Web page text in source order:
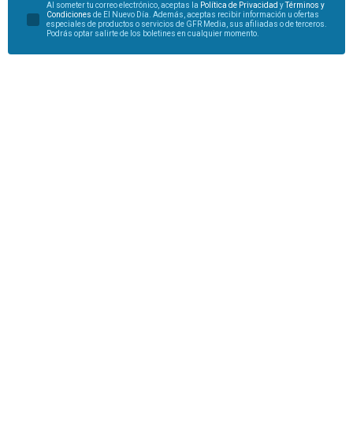
Al someter tu correo electrónico, aceptas la Política de Privacidad yTérminos y
Condiciones de El Nuevo Día. Además, aceptas recibir información u ofertas
especiales de productos o servicios de GFR Media, sus afiliadas o de terceros.
Podrás optar salirte de los boletines en cualquier momento.